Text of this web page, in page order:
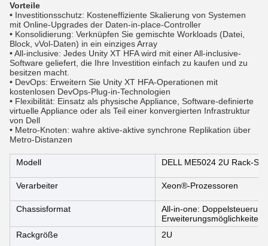
Vorteile
• Investitionsschutz: Kosteneffiziente Skalierung von Systemen
mit Online-Upgrades der Daten-in-place-Controller
• Konsolidierung: Verknüpfen Sie gemischte Workloads (Datei,
Block, vVol-Daten) in ein einziges Array
• All-inclusive: Jedes Unity XT HFA wird mit einer All-inclusive-
Software geliefert, die Ihre Investition einfach zu kaufen und zu
besitzen macht.
• DevOps: Erweitern Sie Unity XT HFA-Operationen mit
kostenlosen DevOps-Plug-in-Technologien
• Flexibilität: Einsatz als physische Appliance, Software-definierte
virtuelle Appliance oder als Teil einer konvergierten Infrastruktur
von Dell
• Metro-Knoten: wahre aktive-aktive synchrone Replikation über
Metro-Distanzen
Modell DELL ME5024 2U Rack-
Verarbeiter Xeon®-Prozessoren
Chassisformat
All-in-one:
Erweiterungsmöglichkeiten
Rackgröße
2U